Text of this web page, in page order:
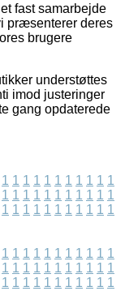
fast samarbejde
præsenterer deres
brugere
understøttes
imod justeringer
gang opdaterede
1 1 1 1 1 1 1 1 1 1 1
1 1 1 1 1 1 1 1 1 1 1
1 1 1 1 1 1 1 1 1 1 1
1 1 1 1 1 1 1 1 1 1 1
1 1 1 1 1 1 1 1 1 1 1
1 1 1 1 1 1 1 1 1 1 1